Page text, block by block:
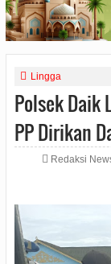
Lingga
Polsek Daik
PP Dirikan
Redaksi